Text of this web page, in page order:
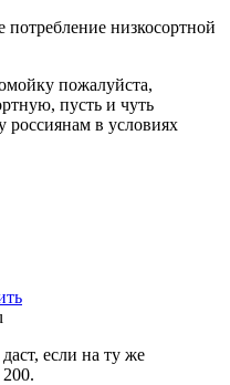
низкосортной
пожалуйста,
пусть и чуть
в условиях
если на ту же